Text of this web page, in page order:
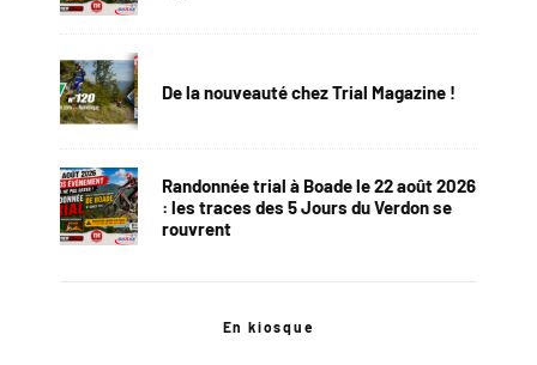
De la nouveauté chez Trial Magazine !
Randonnée trial à Boade le 22 août 2026
: les traces des 5 Jours du Verdon se
rouvrent
En kiosque